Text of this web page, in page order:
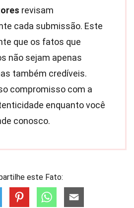
revisam
cada submissão. Este
que os fatos que
não sejam apenas
também credíveis.
compromisso com a
enquanto você
conosco.
este Fato: